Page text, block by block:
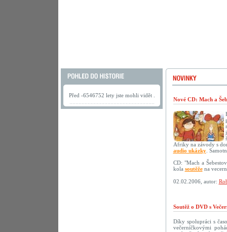
Před -6546752 lety jste mohli vidět .
Nové CD: Mach a
Afriky na závody s
audio ukázky.
CD: "Mach a
kola soutěžena
02.02.2006, autor:
Soutěž o DVD s
Díky spolupráci s
večerníčkovými